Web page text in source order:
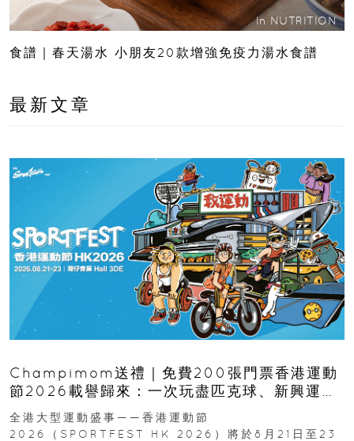
In NUTRITION
食譜｜春天湯水 小朋友20款增強免疫力湯水食譜
最新文章
Champimom送禮｜免費200張門票香港運動
節2026載譽歸來：一次玩盡匹克球、新興運
動、街舞比賽＋逾百運動品牌展覽
全港大型運動盛事——香港運動節
2026（SPORTFEST HK 2026）將於8月21日至23